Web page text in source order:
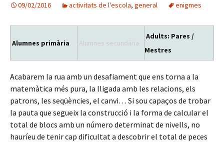
09/02/2016 activitats de l'escola, general enigmes
Alumnes primària Alumnes secundària
Adults: Pares /
Mestres
Acabarem la rua amb un desafiament que ens torna a la
matemàtica més pura, la lligada amb les relacions, els
patrons, les seqüències, el canvi… Si sou capaços de trobar
la pauta que segueix la construcció i la forma de calcular el
total de blocs amb un número determinat de nivells, no
hauríeu de tenir cap dificultat a descobrir el total de peces